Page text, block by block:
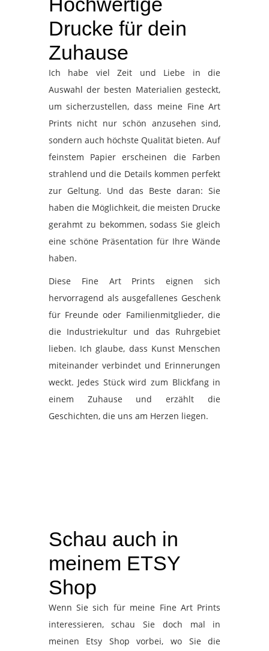
Drucke für dein
Zuhause
Ich habe viel Zeit und Liebe in die
Auswahl der besten Materialien gesteckt,
um sicherzustellen, dass meine Fine Art
Prints nicht nur schön anzusehen sind,
sondern auch höchste Qualität bieten. Auf
feinstem Papier erscheinen die Farben
strahlend und die Details kommen perfekt
zur Geltung. Und das Beste daran: Sie
haben die Möglichkeit, die meisten Drucke
gerahmt zu bekommen, sodass Sie gleich
eine schöne Präsentation für Ihre Wände
haben.
Diese Fine Art Prints eignen sich
hervorragend als ausgefallenes Geschenk
für Freunde oder Familienmitglieder, die
die Industriekultur und das Ruhrgebiet
lieben. Ich glaube, dass Kunst Menschen
miteinander verbindet und Erinnerungen
weckt. Jedes Stück wird zum Blickfang in
einem Zuhause und erzählt die
Geschichten, die uns am Herzen liegen.
Schau auch in
meinem ETSY
Shop
Wenn Sie sich für meine Fine Art Prints
interessieren, schau Sie doch mal in
meinen Etsy Shop vorbei, wo Sie die